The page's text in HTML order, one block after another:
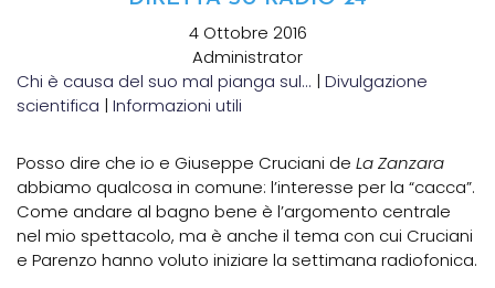
4 Ottobre 2016
Administrator
Chi è causa del suo mal pianga sul... | Divulgazione
scientifica | Informazioni utili
Posso dire che io e Giuseppe Cruciani de La Zanzara
abbiamo qualcosa in comune: l’interesse per la “cacca”.
Come andare al bagno bene è l’argomento centrale
nel mio spettacolo, ma è anche il tema con cui Cruciani
e Parenzo hanno voluto iniziare la settimana radiofonica.